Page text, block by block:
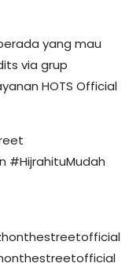
yang mau
via grup
HOTS Official
#HijrahituMudah